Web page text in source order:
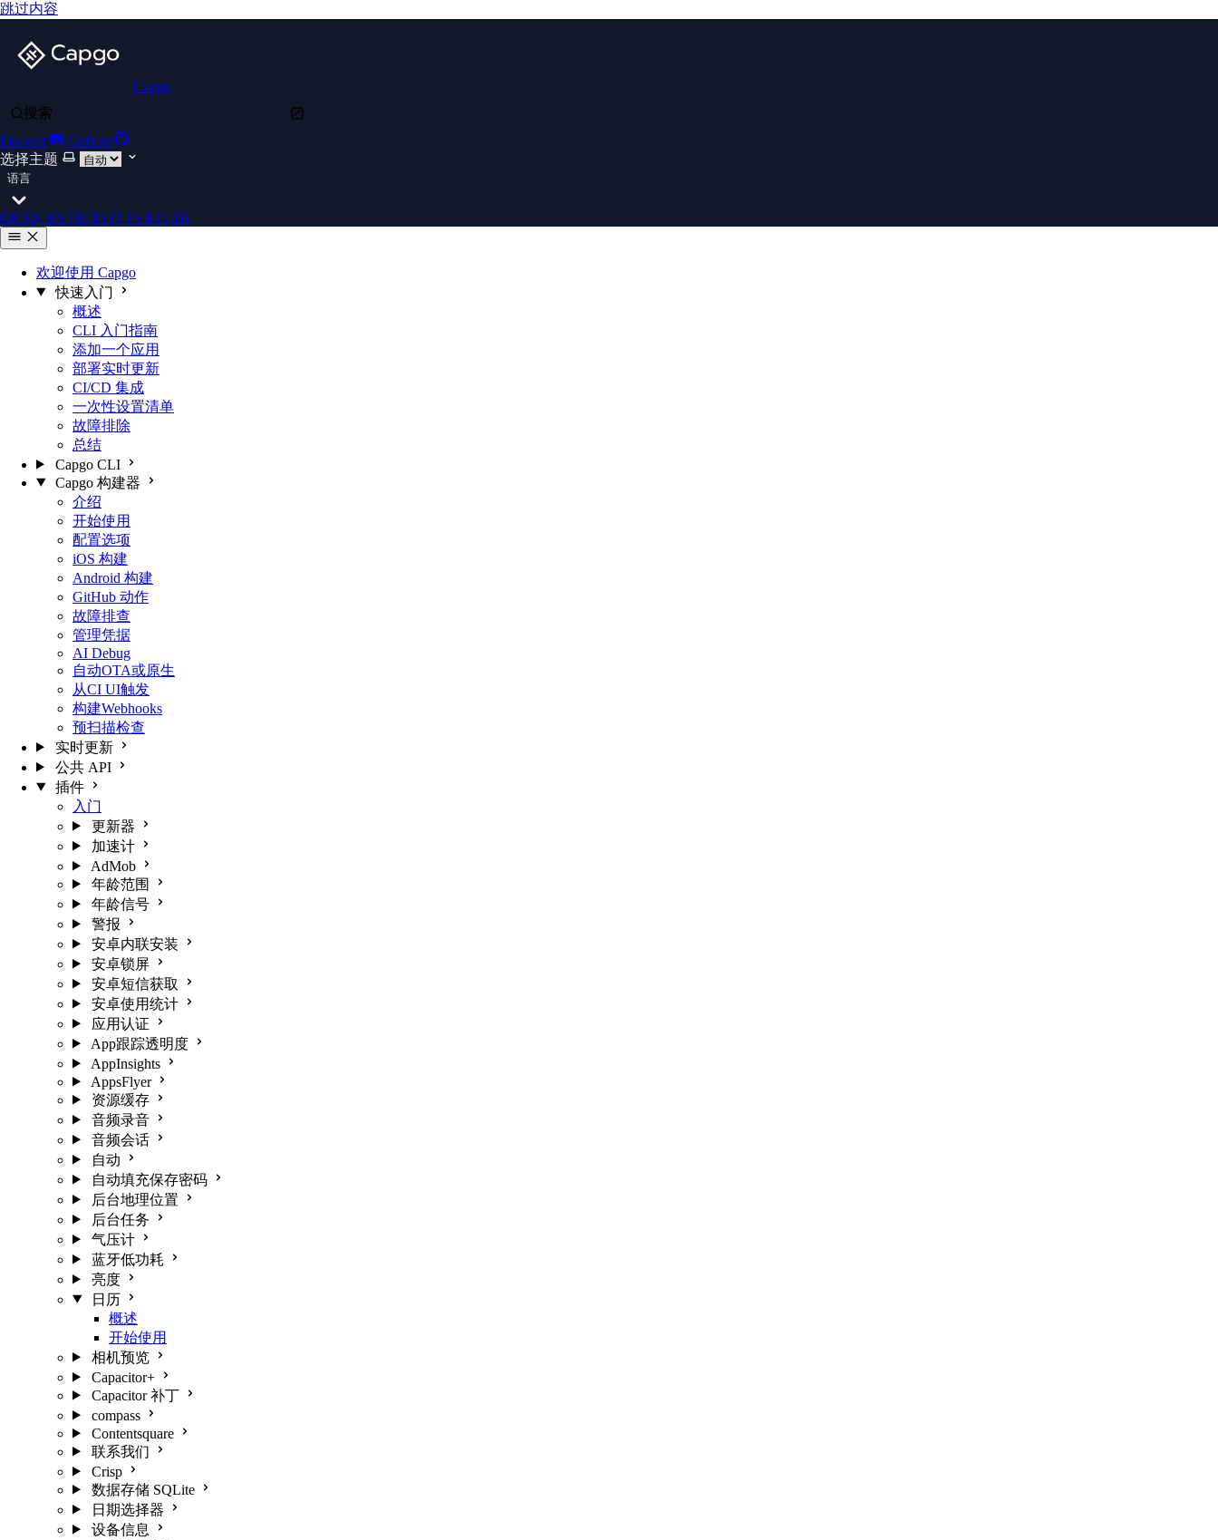
跳过内容
Capgo
搜索
Discord
GitHub
选择主题
语言
DE EN ES FR ID IT JA KO ZH
欢迎使用 Capgo
快速入门
概述
CLI 入门指南
添加一个应用
部署实时更新
CI/CD 集成
一次性设置清单
故障排除
总结
Capgo CLI
Capgo 构建器
介绍
开始使用
配置选项
iOS 构建
Android 构建
GitHub 动作
故障排查
管理凭据
AI Debug
自动OTA或原生
从CI UI触发
构建Webhooks
预扫描检查
实时更新
公共 API
插件
入门
更新器
加速计
AdMob
年龄范围
年龄信号
警报
安卓内联安装
安卓锁屏
安卓短信获取
安卓使用统计
应用认证
App跟踪透明度
AppInsights
AppsFlyer
资源缓存
音频录音
音频会话
自动
自动填充保存密码
后台地理位置
后台任务
气压计
蓝牙低功耗
亮度
日历
概述
开始使用
相机预览
Capacitor+
Capacitor 补丁
compass
Contentsquare
联系我们
Crisp
数据存储 SQLite
日期选择器
设备信息